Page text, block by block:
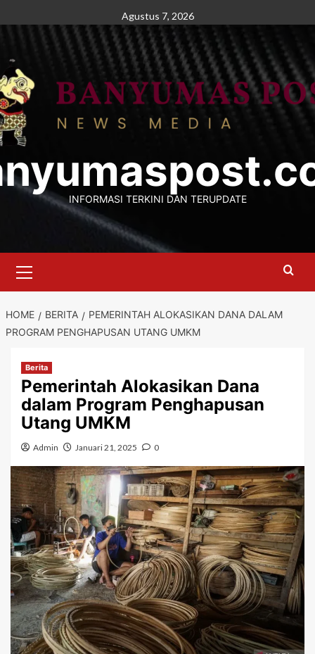
to
Agustus 7, 2026
INFORMASI TERKINI DAN TERUPDATE
Menu
HOME BERITA
PEMERINTAH ALOKASIKAN DANA DALAM
PROGRAM PENGHAPUSAN UTANG UMKM
Berita
Pemerintah Alokasikan Dana
dalam Program Penghapusan
Utang UMKM
Admin Januari 21, 2025 0